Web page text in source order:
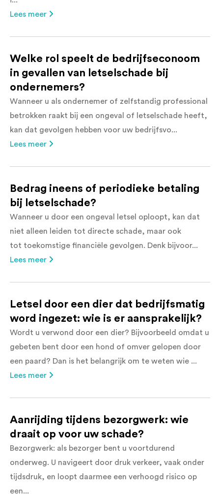
Lees meer
Welke rol speelt de bedrijfseconoom
in gevallen van letselschade bij
ondernemers?
Wanneer u als ondernemer of zelfstandig professional
betrokken raakt bij een ongeval of letselschade heeft,
kan dat gevolgen hebben voor uw bedrijfsvo...
Lees meer
Bedrag ineens of periodieke betaling
bij letselschade?
Wanneer u door een ongeval letsel oploopt, kan dat
niet alleen leiden tot directe schade, maar ook
tot toekomstige financiële gevolgen. Denk bijvoor...
Lees meer
Letsel door een dier dat bedrijfsmatig
word ingezet: wie is er aansprakelijk?
Wordt u verwond door een dier? Bijvoorbeeld omdat u
gebeten bent door een hond of omver gelopen door
een paard? Dan is het belangrijk om te weten wie ...
Lees meer
Aanrijding tijdens bezorgwerk: wie
draait op voor uw schade?
Bezorgwerk: als bezorger bent u voortdurend
onderweg. U navigeert door druk verkeer, vaak onder
tijdsdruk, en loopt daarmee een verhoogd risico op
een...